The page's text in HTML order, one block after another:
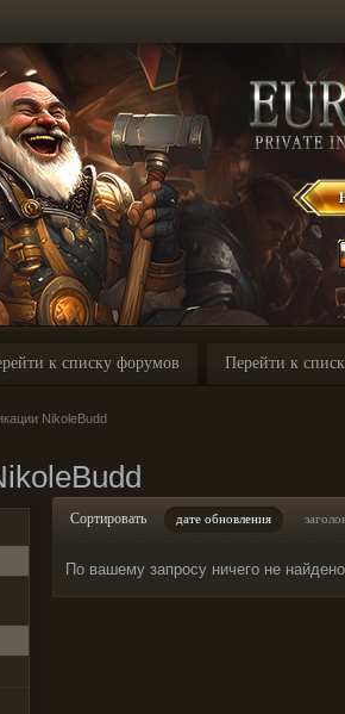
к списку форумов Перейти к
NikoleBudd
Сортировать дате обновления
По вашему запросу ничего не